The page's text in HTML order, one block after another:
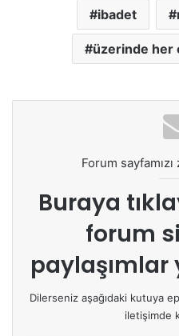
ibadet
üzerinde her
Forum
Buraya
forum
Dilerseniz aşağıdaki kutuya
iletişimde